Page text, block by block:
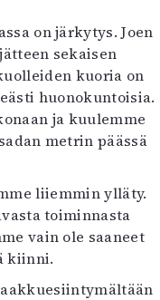
on järkytys. Joen
sekaisen
kuoria on
huonokuntoisia.
ja kuulemme
metrin päässä
liiemmin ylläty.
toiminnasta
vain ole saaneet
kiinni.